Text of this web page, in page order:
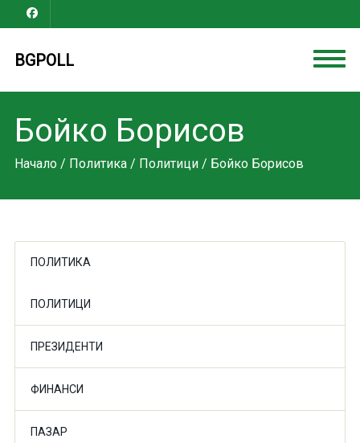
BGPOLL
Бойко Борисов
Начало/ Политика/ Политици/ Бойко Борисов
ПОЛИТИКА
ПОЛИТИЦИ
ПРЕЗИДЕНТИ
ФИНАНСИ
ПАЗАР